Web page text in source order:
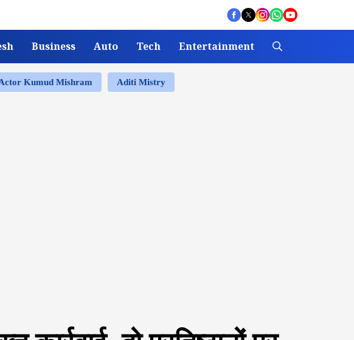
Business Auto Tech Entertainment
Kumud Mishram Aditi Mistry